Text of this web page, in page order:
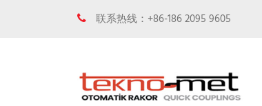
联系热线：+86-186 2095 9605